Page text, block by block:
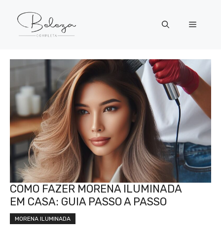
Menu
COMO FAZER MORENA ILUMINADA
EM CASA: GUIA PASSO A PASSO
MORENA ILUMINADA